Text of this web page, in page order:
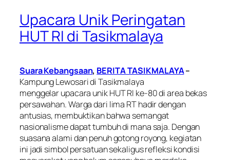
Upacara Unik Peringatan
HUT RI di Tasikmalaya
Suara Kebangsaan, BERITA TASIKMALAYA–
Kampung Lewosari di Tasikmalaya
menggelarupacara unik HUTRI ke-80 di area bekas
persawahan. Warga dari lima RT hadir dengan
antusias, membuktikan bahwa semangat
nasionalisme dapat tumbuh di mana saja. Dengan
suasana alami dan penuh gotong royong, kegiatan
ini jadi simbol persatuan sekaligus refleksi kondisi